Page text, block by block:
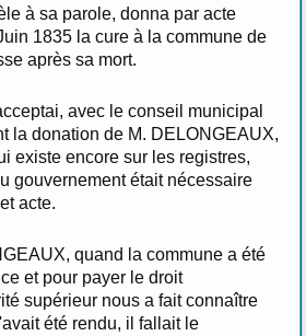
à sa parole, donna par acte
1835 la cure à la commune de
après sa mort.
avec le conseil municipal
la donation de M. DELONGEAUX,
existe encore sur les registres,
gouvernement était nécessaire
acte.
quand la commune a été
et pour payer le droit
supérieur nous a fait connaître
été rendu, il fallait le